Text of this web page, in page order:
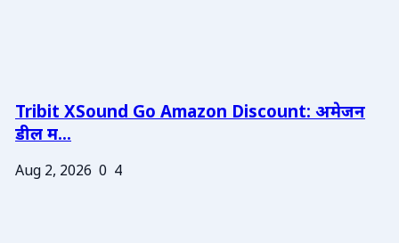
Tribit XSound Go Amazon Discount: अमेजन
डील म...
Aug 2, 2026 0 4